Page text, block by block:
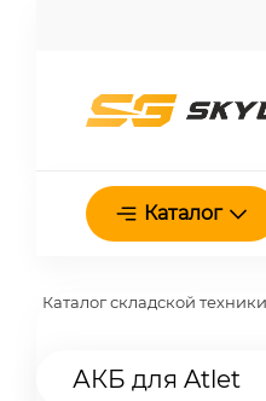
Каталог
Каталог складской техники
АКБ для Atlet